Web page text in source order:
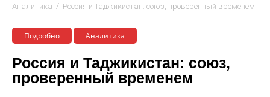
Аналитика / Россия и Таджикистан: союз, проверенный временем
Подробно Аналитика
Россия и Таджикистан: союз,
проверенный временем